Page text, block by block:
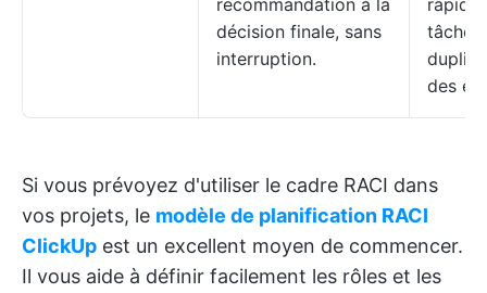
décision finale, sans
interruption.
tâches
des
Si vous prévoyez d'utiliser le cadre RACI dans
vos projets, le modèle de planification RACI
ClickUp est un excellent moyen de commencer.
Il vous aide à définir facilement les rôles et les